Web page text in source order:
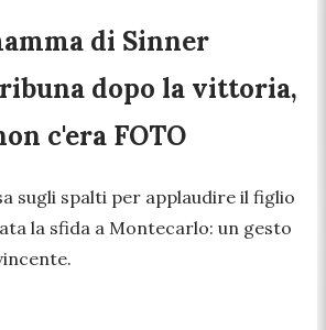
di Sinner
dopo la vittoria,
c'era FOTO
sugli spalti per applaudire il figlio
la sfida a Montecarlo: un gesto